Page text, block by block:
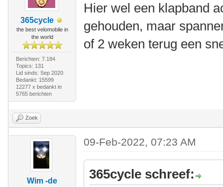
365cycle
the best velomobile in
the world
Berichten: 7.184
Topics: 131
Lid sinds: Sep 2020
Bedankt: 15599
12277 x bedankt in
5765 berichten
Hier wel een klapband
gehouden, maar
of 2 weken terug een
Zoek
Wim -de
09-Feb-2022, 07:23 AM
365cycle schreef: